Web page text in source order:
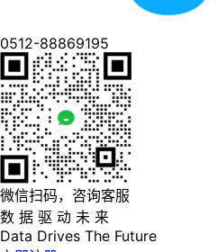
0512-88869195
微信扫码，咨询客服
数 据 驱 动 未 来
Data Drives The Future